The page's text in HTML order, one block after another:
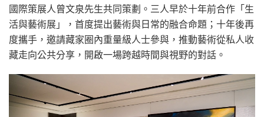
國際策展人曾文泉先生共同策劃。三人早於十年前合作「生
活與藝術展」，首度提出藝術與日常的融合命題；十年後再
度攜手，邀請藏家圈內重量級人士參與，推動藝術從私人收
藏走向公共分享，開啟一場跨越時間與視野的對話。